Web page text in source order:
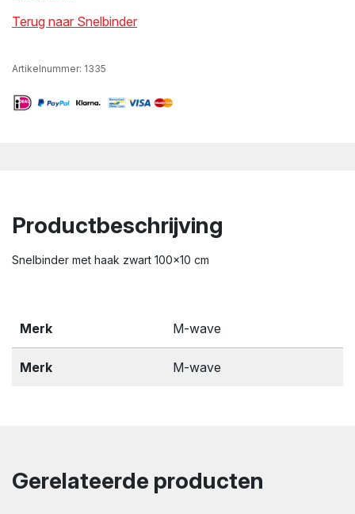
Terug naar Snelbinder
Artikelnummer: 1335
Productbeschrijving
Snelbinder met haak zwart 100x10 cm
Merk M-wave
Merk M-wave
Gerelateerde producten